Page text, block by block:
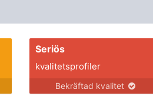
Seriös
kvalitetsprofiler
Bekräftad kvalitet